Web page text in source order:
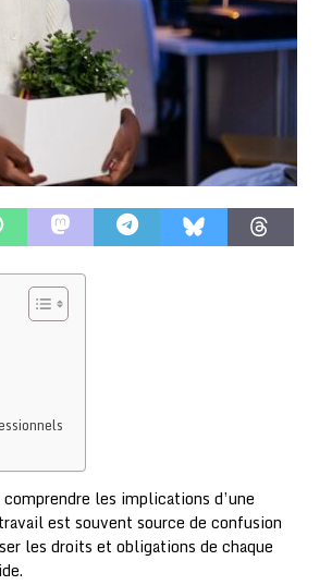
les implications d’une
est souvent source de confusion
les droits et obligations de chaque